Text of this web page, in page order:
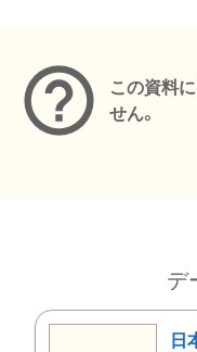
この資料
せん。
デ
日